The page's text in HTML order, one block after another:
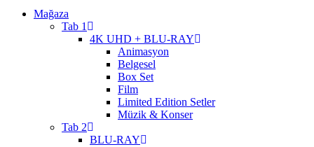
Mağaza
Tab 1
4K UHD + BLU-RAY
Animasyon
Belgesel
Box Set
Film
Limited Edition Setler
Müzik & Konser
Tab 2
BLU-RAY